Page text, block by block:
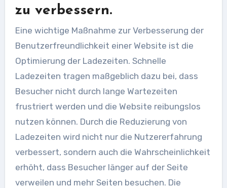
zu verbessern.
Eine wichtige Maßnahme zur Verbesserung der
Benutzerfreundlichkeit einer Website ist die
Optimierung der Ladezeiten. Schnelle
Ladezeiten tragen maßgeblich dazu bei, dass
Besucher nicht durch lange Wartezeiten
frustriert werden und die Website reibungslos
nutzen können. Durch die Reduzierung von
Ladezeiten wird nicht nur die Nutzererfahrung
verbessert, sondern auch die Wahrscheinlichkeit
erhöht, dass Besucher länger auf der Seite
verweilen und mehr Seiten besuchen. Die